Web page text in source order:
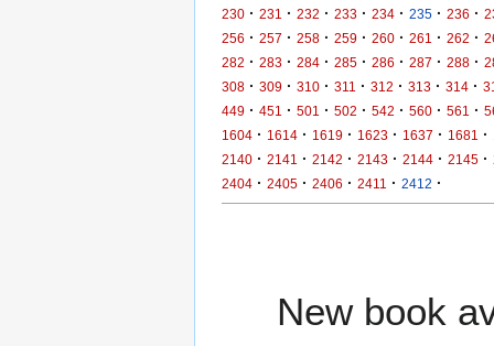
230 · 231 · 232 · 233 · 234 · 235 · 236 ·
256 · 257 · 258 · 259 · 260 · 261 · 262 ·
282 · 283 · 284 · 285 · 286 · 287 · 288 ·
308 · 309 · 310 · 311 · 312 · 313 · 314 ·
449 · 451 · 501 · 502 · 542 · 560 · 561 ·
1604 · 1614 · 1619 · 1623 · 1637 · 1681 ·
2140 · 2141 · 2142 · 2143 · 2144 · 2145 ·
2404 · 2405 · 2406 · 2411 · 2412 ·
New book